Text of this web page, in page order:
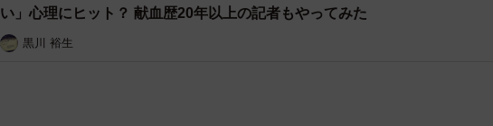
い」心理にヒット？ 献血歴20年以上の記者もやってみた
黒川 裕生